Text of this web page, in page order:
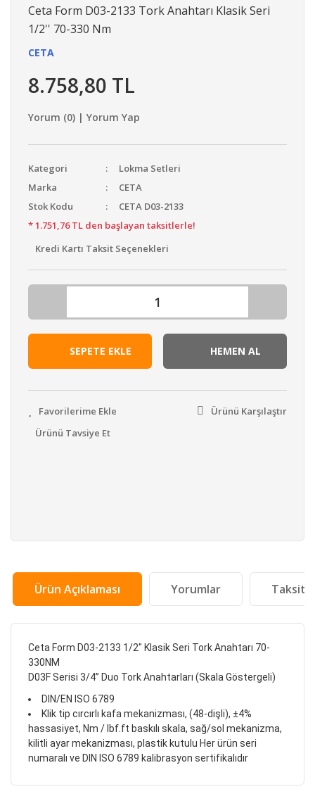
Ceta Form D03-2133 Tork Anahtarı Klasik Seri
1/2'' 70-330 Nm
CETA
8.758,80 TL
Yorum (0) | Yorum Yap
Kategori
Lokma Setleri
Marka
CETA
Stok Kodu
CETA D03-2133
* 1.751,76 TL den başlayan taksitlerle!
Kredi Kartı Taksit Seçenekleri
SEPETE EKLE HEMEN AL
Ürünü Karşılaştır
Ürünü Tavsiye Et
Ürün Açıklaması Yorumlar Taksit
Ceta Form D03-2133 1/2" Klasik Seri Tork Anahtarı 70-
330NM
D03F Serisi 3/4” Duo Tork Anahtarları (Skala Göstergeli)
DIN/EN ISO 6789
Klik tip cırcırlı kafa mekanizması, (48-dişli), ±4%
hassasiyet, Nm / lbf.ft baskılı skala, sağ/sol mekanizma,
kilitli ayar mekanizması, plastik kutulu Her ürün seri
numaralı ve DIN ISO 6789 kalibrasyon sertifikalıdır